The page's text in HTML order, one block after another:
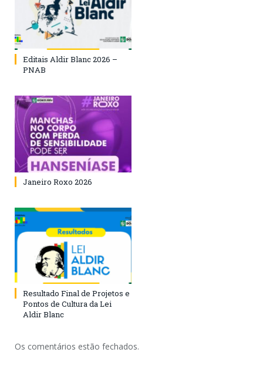
Editais Aldir Blanc 2026 –
PNAB
Janeiro Roxo 2026
Resultado Final de Projetos e
Pontos de Cultura da Lei
Aldir Blanc
Os comentários estão fechados.